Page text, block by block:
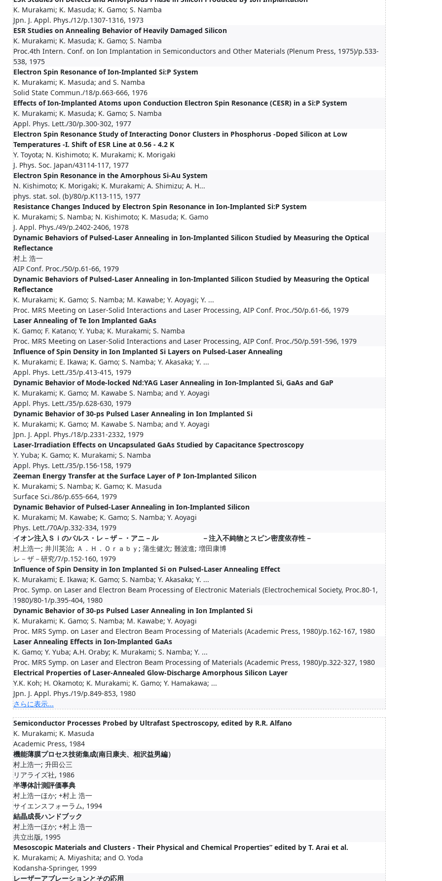
K. Murakami; K. Masuda; K. Gamo; S. Namba
Jpn. J. Appl. Phys./12/p.1307-1316, 1973
ESR Studies on Annealing Behavior of Heavily Damaged Silicon
K. Murakami; K. Masuda; K. Gamo; S. Namba
Proc.4th Intern. Conf. on Ion Implantation in Semiconductors and Other Materials (Plenum Press, 1975)/p.533-
538, 1975
Electron Spin Resonance of Ion-Implanted Si:P System
K. Murakami; K. Masuda; and S. Namba
Solid State Commun./18/p.663-666, 1976
Effects of Ion-Implanted Atoms upon Conduction Electron Spin Resonance (CESR) in a Si:P System
K. Murakami; K. Masuda; K. Gamo; S. Namba
Appl. Phys. Lett./30/p.300-302, 1977
Electron Spin Resonance Study of Interacting Donor Clusters in Phosphorus -Doped Silicon at Low
Temperatures -I. Shift of ESR Line at 0.56 - 4.2 K
Y. Toyota; N. Kishimoto; K. Murakami; K. Morigaki
J. Phys. Soc. Japan/43114-117, 1977
Electron Spin Resonance in the Amorphous Si-Au System
N. Kishimoto; K. Morigaki; K. Murakami; A. Shimizu; A. H...
phys. stat. sol. (b)/80/p.K113-115, 1977
Resistance Changes Induced by Electron Spin Resonance in Ion-Implanted Si:P System
K. Murakami; S. Namba; N. Kishimoto; K. Masuda; K. Gamo
J. Appl. Phys./49/p.2402-2406, 1978
Dynamic Behaviors of Pulsed-Laser Annealing in Ion-Implanted Silicon Studied by Measuring the Optical
Reflectance
村上 浩一
AIP Conf. Proc./50/p.61-66, 1979
Dynamic Behaviors of Pulsed-Laser Annealing in Ion-Implanted Silicon Studied by Measuring the Optical
Reflectance
K. Murakami; K. Gamo; S. Namba; M. Kawabe; Y. Aoyagi; Y. ...
Proc. MRS Meeting on Laser-Solid Interactions and Laser Processing, AIP Conf. Proc./50/p.61-66, 1979
Laser Annealing of Te Ion Implanted GaAs
K. Gamo; F. Katano; Y. Yuba; K. Murakami; S. Namba
Proc. MRS Meeting on Laser-Solid Interactions and Laser Processing, AIP Conf. Proc./50/p.591-596, 1979
Influence of Spin Density in Ion Implanted Si Layers on Pulsed-Laser Annealing
K. Murakami; E. Ikawa; K. Gamo; S. Namba; Y. Akasaka; Y. ...
Appl. Phys. Lett./35/p.413-415, 1979
Dynamic Behavior of Mode-locked Nd:YAG Laser Annealing in Ion-Implanted Si, GaAs and GaP
K. Murakami; K. Gamo; M. Kawabe S. Namba; and Y. Aoyagi
Appl. Phys. Lett./35/p.628-630, 1979
Dynamic Behavior of 30-ps Pulsed Laser Annealing in Ion Implanted Si
K. Murakami; K. Gamo; M. Kawabe S. Namba; and Y. Aoyagi
Jpn. J. Appl. Phys./18/p.2331-2332, 1979
Laser-Irradiation Effects on Uncapsulated GaAs Studied by Capacitance Spectroscopy
Y. Yuba; K. Gamo; K. Murakami; S. Namba
Appl. Phys. Lett./35/p.156-158, 1979
Zeeman Energy Transfer at the Surface Layer of P Ion-Implanted Silicon
K. Murakami; S. Namba; K. Gamo; K. Masuda
Surface Sci./86/p.655-664, 1979
Dynamic Behavior of Pulsed-Laser Annealing in Ion-Implanted Silicon
K. Murakami; M. Kawabe; K. Gamo; S. Namba; Y. Aoyagi
Phys. Lett./70A/p.332-334, 1979
イオン注入Ｓｉのパルス・レ－ザ－・アニ－ル －注入不純物とスピン密度依存性－
村上浩一; 井川英治; Ａ．Ｈ．Ｏｒａｂｙ; 蒲生健次; 難波進; 増田康博
レ－ザ－研究/7/p.152-160, 1979
Influence of Spin Density in Ion Implanted Si on Pulsed-Laser Annealing Effect
K. Murakami; E. Ikawa; K. Gamo; S. Namba; Y. Akasaka; Y. ...
Proc. Symp. on Laser and Electron Beam Processing of Electronic Materials (Electrochemical Society, Proc.80-1,
1980)/80-1/p.395-404, 1980
Dynamic Behavior of 30-ps Pulsed Laser Annealing in Ion Implanted Si
K. Murakami; K. Gamo; S. Namba; M. Kawabe; Y. Aoyagi
Proc. MRS Symp. on Laser and Electron Beam Processing of Materials (Academic Press, 1980)/p.162-167, 1980
Laser Annealing Effects in Ion-Implanted GaAs
K. Gamo; Y. Yuba; A.H. Oraby; K. Murakami; S. Namba; Y. ...
Proc. MRS Symp. on Laser and Electron Beam Processing of Materials (Academic Press, 1980)/p.322-327, 1980
Electrical Properties of Laser-Annealed Glow-Discharge Amorphous Silicon Layer
Y.K. Koh; H. Okamoto; K. Murakami; K. Gamo; Y. Hamakawa; ...
Jpn. J. Appl. Phys./19/p.849-853, 1980
さらに表示...
Semiconductor Processes Probed by Ultrafast Spectroscopy, edited by R.R. Alfano
K. Murakami; K. Masuda
Academic Press, 1984
機能薄膜プロセス技術集成(南日康夫、相沢益男編）
村上浩一; 升田公三
リアライズ社, 1986
半導体計測評価事典
村上浩一ほか; +村上 浩一
サイエンスフォーラム, 1994
結晶成長ハンドブック
村上浩一ほか; +村上 浩一
共立出版, 1995
Mesoscopic Materials and Clusters - Their Physical and Chemical Properties” edited by T. Arai et al.
K. Murakami; A. Miyashita; and O. Yoda
Kodansha-Springer, 1999
レーザーアブレーションとその応用